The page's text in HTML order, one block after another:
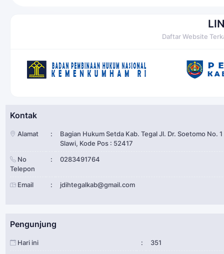
Daftar Website
Kontak
Alamat :
Bagian Hukum Setda Kab. Tegal Jl. Dr. Soetomo No. 1
Slawi, Kode Pos : 52417
No
Telepon
: 0283491764
Email : jdihtegalkab@gmail.com
Pengunjung
Hari ini : 351